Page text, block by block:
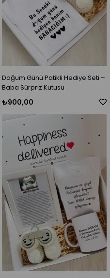
Doğum Günü Patikli Hediye Seti –
Baba Sürpriz Kutusu
₺900,00